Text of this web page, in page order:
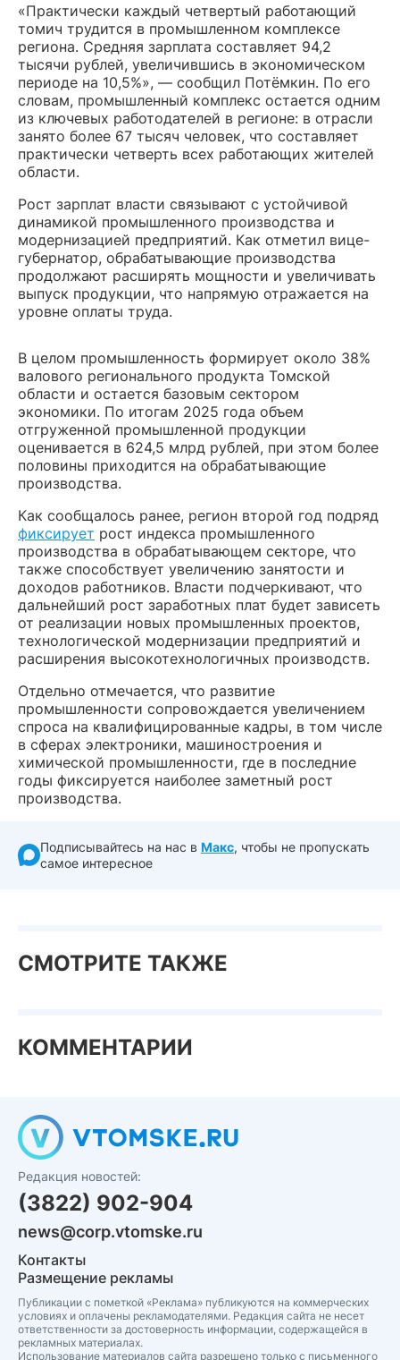
«Практически каждый четвертый работающий
томич трудится в промышленном комплексе
региона. Средняя зарплата составляет 94,2
тысячи рублей, увеличившись в экономическом
периоде на 10,5%», — сообщил Потёмкин. По его
словам, промышленный комплекс остается одним
из ключевых работодателей в регионе: в отрасли
занято более 67 тысяч человек, что составляет
практически четверть всех работающих жителей
области.
Рост зарплат власти связывают с устойчивой
динамикой промышленного производства и
модернизацией предприятий. Как отметил вице-
губернатор, обрабатывающие производства
продолжают расширять мощности и увеличивать
выпуск продукции, что напрямую отражается на
уровне оплаты труда.
В целом промышленность формирует около 38%
валового регионального продукта Томской
области и остается базовым сектором
экономики. По итогам 2025 года объем
отгруженной промышленной продукции
оценивается в 624,5 млрд рублей, при этом более
половины приходится на обрабатывающие
производства.
Как сообщалось ранее, регион второй год подряд
фиксирует рост индекса промышленного
производства в обрабатывающем секторе, что
также способствует увеличению занятости и
доходов работников. Власти подчеркивают, что
дальнейший рост заработных плат будет зависеть
от реализации новых промышленных проектов,
технологической модернизации предприятий и
расширения высокотехнологичных производств.
Отдельно отмечается, что развитие
промышленности сопровождается увеличением
спроса на квалифицированные кадры, в том числе
в сферах электроники, машиностроения и
химической промышленности, где в последние
годы фиксируется наиболее заметный рост
производства.
Подписывайтесь на нас в Макс, чтобы не пропускать
самое интересное
СМОТРИТЕ ТАКЖЕ
КОММЕНТАРИИ
Редакция новостей:
(3822) 902-904
news@corp.vtomske.ru
Контакты
Размещение рекламы
Публикации с пометкой «Реклама» публикуются на коммерческих
условиях и оплачены рекламодателями. Редакция сайта не несет
ответственности за достоверность информации, содержащейся в
рекламных материалах.
Использование материалов сайта разрешено только с письменного